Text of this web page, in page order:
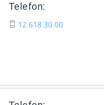
Telefon:
12 618 30 00